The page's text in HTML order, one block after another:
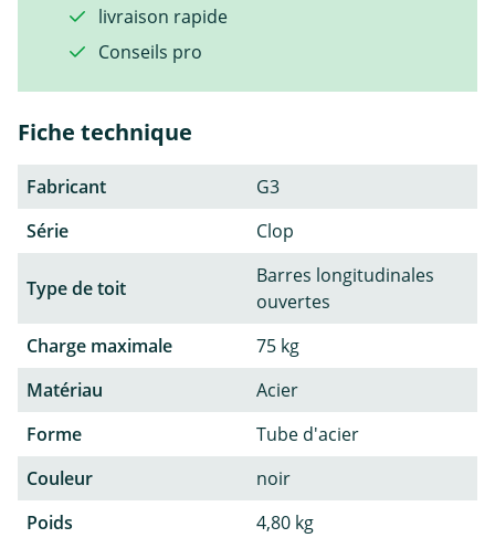
livraison rapide
Conseils pro
Fiche technique
Fabricant
G3
Série
Clop
Type de toit
Barres longitudinales
ouvertes
Charge maximale
75 kg
Matériau
Acier
Forme
Tube d'acier
Couleur
noir
Poids
4,80 kg